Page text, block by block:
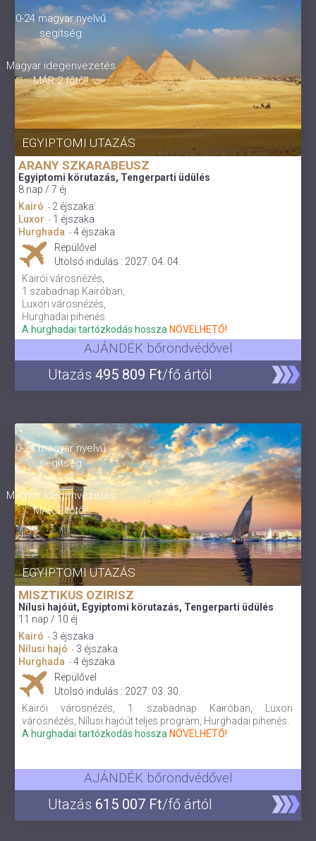
EGYIPTOMI UTAZÁS
0-24 magyar nyelvű
segítség
Magyar idegenvezetés
MÁR 2 főtől!
ARANY SZKARABEUSZ
Egyiptomi körutazás, Tengerparti üdülés
8 nap / 7 éj
Kairó - 2 éjszaka
Luxor - 1 éjszaka
Hurghada - 4 éjszaka
Repülővel
Utolsó indulás : 2027. 04. 04.
Kairói városnézés,
1 szabadnap Kairóban,
Luxori városnézés,
Hurghadai pihenés.
A hurghadai tartózkodás hossza NÖVELHETŐ!
AJÁNDÉK bőröndvédővel
Utazás 495 809 Ft/fő ártól
EGYIPTOMI UTAZÁS
0-24 magyar nyelvű
segítség
Magyar idegenvezetés
MÁR 2 főtől!
MISZTIKUS OZIRISZ
Nílusi hajóút, Egyiptomi körutazás, Tengerparti üdülés
11 nap / 10 éj
Kairó - 3 éjszaka
Nílusi hajó - 3 éjszaka
Hurghada - 4 éjszaka
Repülővel
Utolsó indulás : 2027. 03. 30.
Kairói városnézés, 1 szabadnap Kairóban, Luxori
városnézés, Nílusi hajóút teljes program, Hurghadai pihenés.
A hurghadai tartózkodás hossza NÖVELHETŐ!
AJÁNDÉK bőröndvédővel
Utazás 615 007 Ft/fő ártól